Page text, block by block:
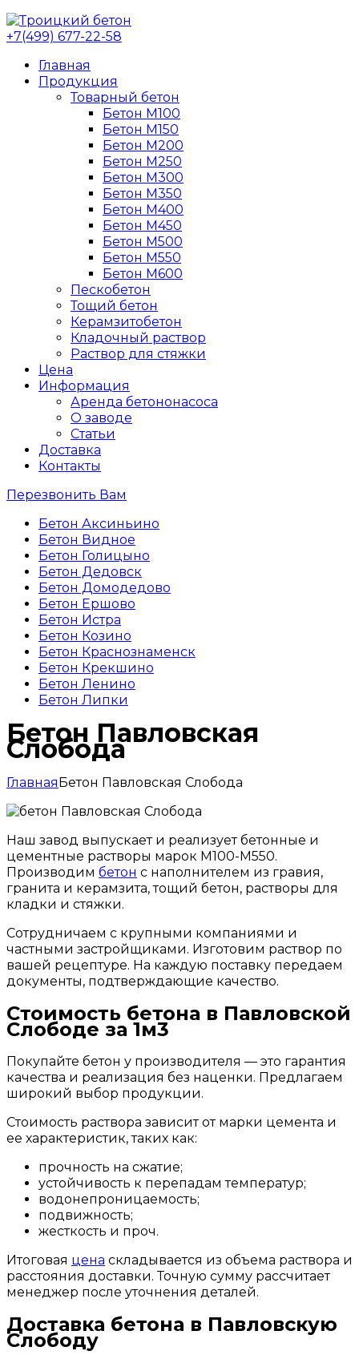
+7(499) 677-22-58
Главная
Продукция
Товарный бетон
Бетон М100
Бетон М150
Бетон М200
Бетон М250
Бетон М300
Бетон М350
Бетон М400
Бетон М450
Бетон М500
Бетон М550
Бетон М600
Пескобетон
Тощий бетон
Керамзитобетон
Кладочный раствор
Раствор для стяжки
Цена
Информация
Аренда бетононасоса
О заводе
Статьи
Доставка
Контакты
Перезвонить Вам
Бетон Аксиньино
Бетон Видное
Бетон Голицыно
Бетон Дедовск
Бетон Домодедово
Бетон Ершово
Бетон Истра
Бетон Козино
Бетон Краснознаменск
Бетон Крекшино
Бетон Ленино
Бетон Липки
Бетон Павловская
Слобода
ГлавнаяБетон Павловская Слобода
Наш завод выпускает и реализует бетонные и
цементные растворы марок М100-М550.
Производим бетон с наполнителем из гравия,
гранита и керамзита, тощий бетон, растворы для
кладки и стяжки.
Сотрудничаем с крупными компаниями и
частными застройщиками. Изготовим раствор по
вашей рецептуре. На каждую поставку передаем
документы, подтверждающие качество.
Стоимость бетона в Павловской
Слободе за 1м3
Покупайте бетон у производителя — это гарантия
качества и реализация без наценки. Предлагаем
широкий выбор продукции.
Стоимость раствора зависит от марки цемента и
ее характеристик, таких как:
прочность на сжатие;
устойчивость к перепадам температур;
водонепроницаемость;
подвижность;
жесткость и проч.
Итоговая цена складывается из объема раствора и
расстояния доставки. Точную сумму рассчитает
менеджер после уточнения деталей.
Доставка бетона в Павловскую
Слободу